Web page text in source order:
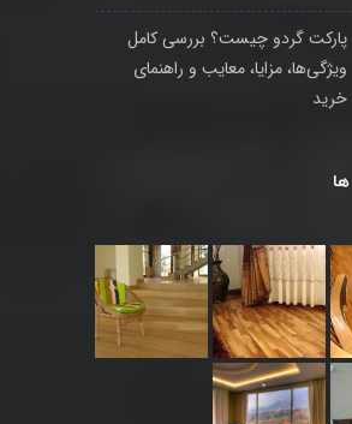
پارکت گردو چیست؟ بررسی کامل
ویژگی‌ها، مزایا، معایب و راهنمای
خرید